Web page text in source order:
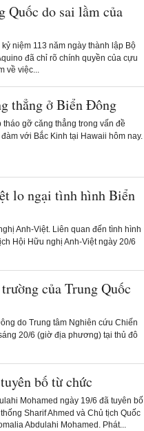
Quốc do sai lầm của
niệm 113 năm ngày thành lập Bộ
đã chỉ rõ chính quyền của cựu
về việc...
thẳng ở Biển Đông
gỡ căng thẳng trong vấn đề
với Bắc Kinh tại Hawaii hôm nay.
lo ngại tình hình Biển
Anh-Việt. Liên quan đến tình hình
Hội Hữu nghị Anh-Việt ngày 20/6
của Trung Quốc
do Trung tâm Nghiên cứu Chiến
20/6 (giờ địa phương) tại thủ đô
bố từ chức
Mohamed ngày 19/6 đã tuyên bố
Sharif Ahmed và Chủ tịch Quốc
Abdulahi Mohamed. Phát...